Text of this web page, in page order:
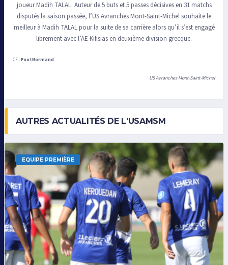
joueur Madih TALAL. Auteur de 5 buts et 5 passes décisives en 31 matchs
disputés la saison passée, l’US Avranches Mont-Saint-Michel souhaite le
meilleur à Madih TALAL pour la suite de sa carrière alors qu’il s’est engagé
librement avec l’AE Kifisias en deuxième division grecque.
CF :FootNormand
US Avranches Mont-Saint-Michel
AUTRES ACTUALITÉS DE L'USAMSM
EQUIPE PREMIÈRE